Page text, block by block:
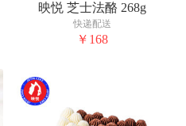
映悦 芝士法酪 268g
快递配送
￥168